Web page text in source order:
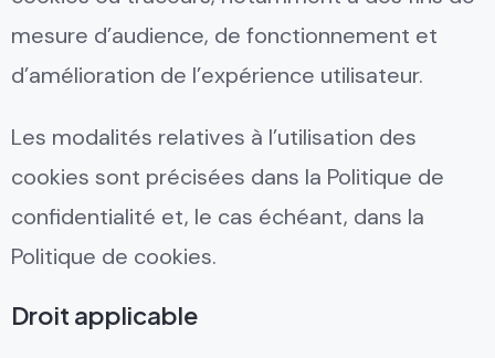
mesure d’audience, de fonctionnement et
d’amélioration de l’expérience utilisateur.
Les modalités relatives à l’utilisation des
cookies sont précisées dans la Politique de
confidentialité et, le cas échéant, dans la
Politique de cookies.
Droit applicable